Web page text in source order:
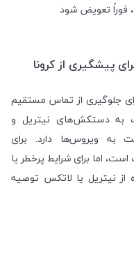
فوراً تعویض شود
پیشگیری از کرونا
جلوگیری از تماس مستقیم
به دستکش‌های نیتریل و
به ویروس‌ها دارد. برای
اما برای شرایط پرخطر یا
از نیتریل یا لاتکس توصیه